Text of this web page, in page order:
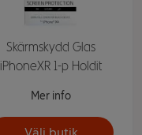
Skärmskydd Glas
iPhoneXR 1-p Holdit
Mer info